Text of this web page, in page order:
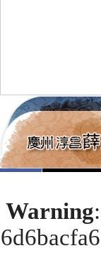
Warning